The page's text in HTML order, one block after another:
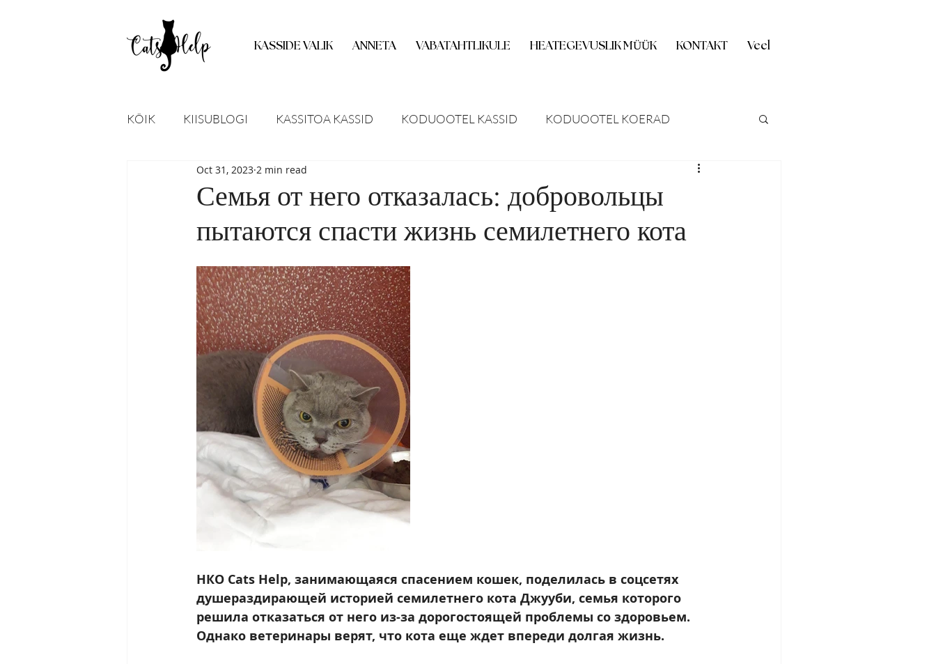
KASSIDE VALIK ANNETA VABATAHTLIKULE HEATEGEVUSLIK MÜÜK KONTAKT Veel
KÕIK KIISUBLOGI KASSITOA KASSID KODUOOTEL KASSID KODUOOTEL KOERAD
LEITUD LOOMAD KODUUUDISED
STATISTIKA UUED TEADMISED HOIUKODU OOTEL KASS KODUS INFOKILLUKE
KASSIPOJAD RAVIPOSTITUSED UUED KASSID
Семья от него отказалась: добровольцы
пытаются спасти жизнь семилетнего кота
Oct 31, 2023 2 min read
НКО Cats Help, занимающаяся спасением кошек, поделилась в соцсетях
душераздирающей историей семилетнего кота Джууби, семья которого
решила отказаться от него из-за дорогостоящей проблемы со здоровьем.
Однако ветеринары верят, что кота еще ждет впереди долгая жизнь.